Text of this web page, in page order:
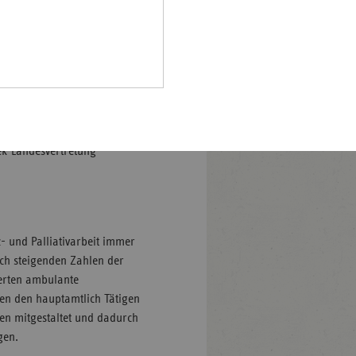
bis zum Lebensende
getragen,
Tabu darstellen,
Landesvertretung
und Palliativarbeit immer
steigenden Zahlen der
ambulante
den hauptamtlich Tätigen
mitgestaltet und dadurch